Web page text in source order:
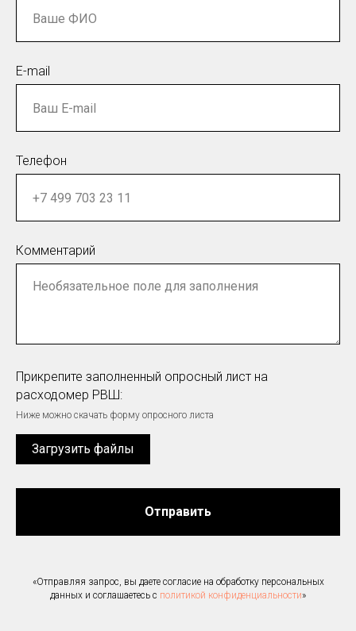
E-mail
Телефон
Комментарий
Прикрепите заполненный опросный лист на
расходомер РВШ:
Ниже можно скачать форму опросного листа
Загрузить файлы
Отправить
«Отправляя запрос, вы даете согласие на обработку персональных
данных и соглашаетесь c политикой конфиденциальности»